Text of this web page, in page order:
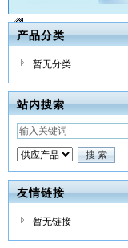
产品分类
暂无分类
站内搜索
友情链接
暂无链接